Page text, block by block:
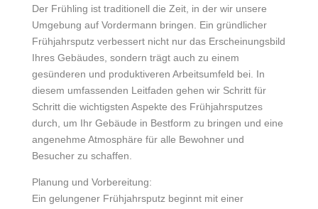
Der Frühling ist traditionell die Zeit, in der wir unsere
Umgebung auf Vordermann bringen. Ein gründlicher
Frühjahrsputz verbessert nicht nur das Erscheinungsbild
Ihres Gebäudes, sondern trägt auch zu einem
gesünderen und produktiveren Arbeitsumfeld bei. In
diesem umfassenden Leitfaden gehen wir Schritt für
Schritt die wichtigsten Aspekte des Frühjahrsputzes
durch, um Ihr Gebäude in Bestform zu bringen und eine
angenehme Atmosphäre für alle Bewohner und
Besucher zu schaffen.
Planung und Vorbereitung:
Ein gelungener Frühjahrsputz beginnt mit einer